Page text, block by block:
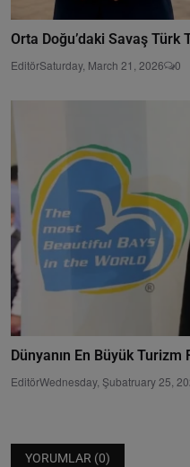
Orta Doğu’daki Savaş Türk
EditörSaturday, March 21, 2026 0
Dünyanın En Büyük Turizm
EditörWednesday, Şubatruary 25,
YORUMLAR (0)